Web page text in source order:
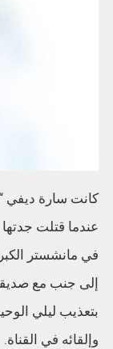
في مانشستر
بتعذيب ليلي
وإلقائه في القناة.